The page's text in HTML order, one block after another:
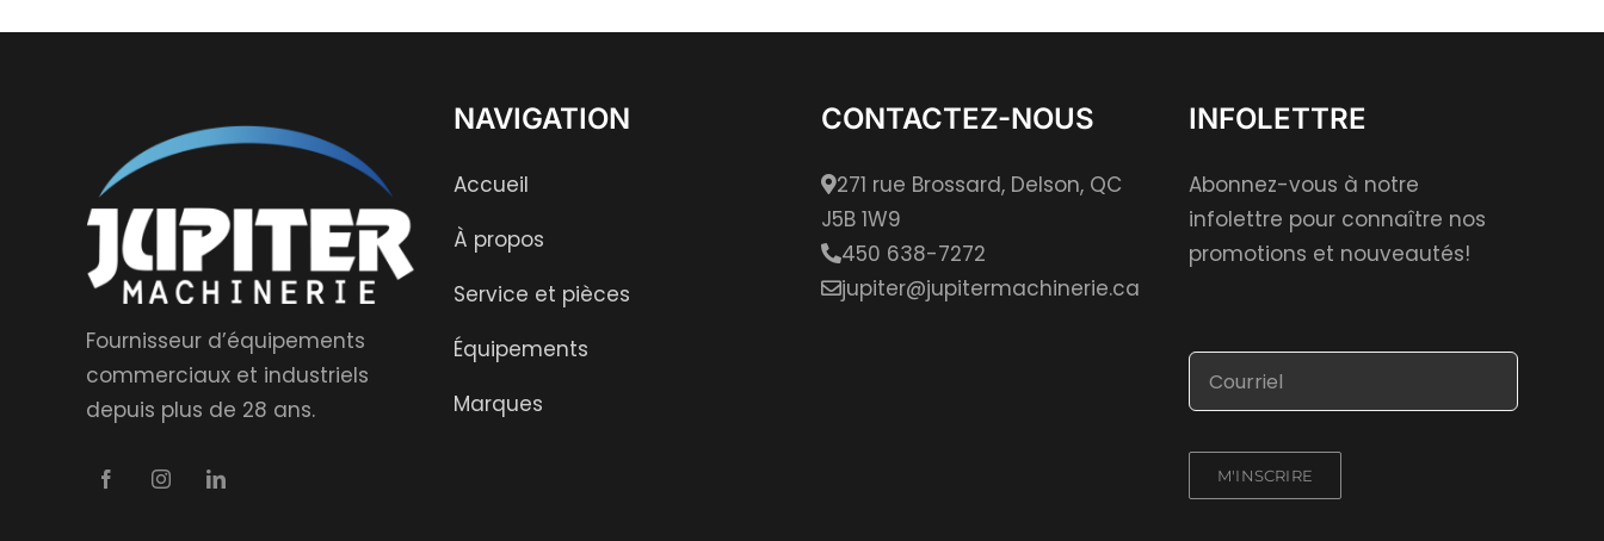
Fournisseur d’équipements
commerciaux et industriels
depuis plus de 28 ans.
NAVIGATION
Accueil
À propos
Service et pièces
Équipements
Marques
CONTACTEZ-NOUS
271 rue Brossard, Delson, QC
J5B 1W9
450 638-7272
jupiter@jupitermachinerie.ca
INFOLETTRE
Abonnez-vous à notre
infolettre pour connaître nos
promotions et nouveautés!
M'INSCRIRE